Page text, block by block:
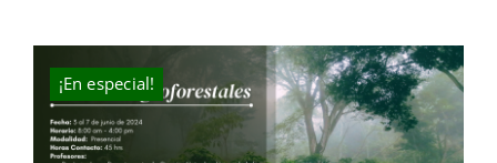
was:
$325.00.
is:
$220.00.
¡En especial!